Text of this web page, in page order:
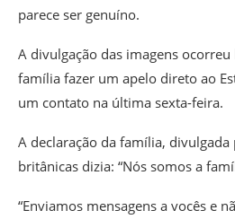
parece ser genuíno.
A divulgação das imagens
família fazer um apelo direto ao
um contato na última sexta-feira.
A declaração da família,
britânicas dizia: “Nós somos a
“Enviamos mensagens a vocês e